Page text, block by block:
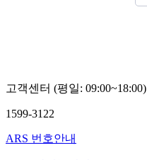
고객센터 (평일: 09:00~18:00)
1599-3122
ARS 번호안내